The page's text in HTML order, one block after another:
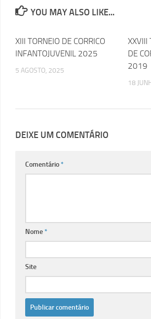
YOU MAY ALSO LIKE...
XIII TORNEIO DE CORRICO
INFANTOJUVENIL 2025
5 AGOSTO, 2025
XXVIII
DE
2019
18
DEIXE UM COMENTÁRIO
Comentário*
Nome*
Site